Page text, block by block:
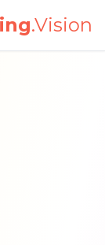
.Vision